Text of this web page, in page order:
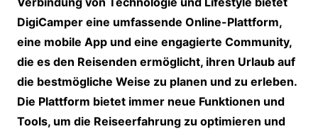
DigiCamper eine umfassende Online-Plattform,
eine mobile App und eine engagierte Community,
die es den Reisenden ermöglicht, ihren Urlaub auf
die bestmögliche Weise zu planen und zu erleben.
Die Plattform bietet immer neue Funktionen und
Tools, um die Reiseerfahrung zu optimieren und